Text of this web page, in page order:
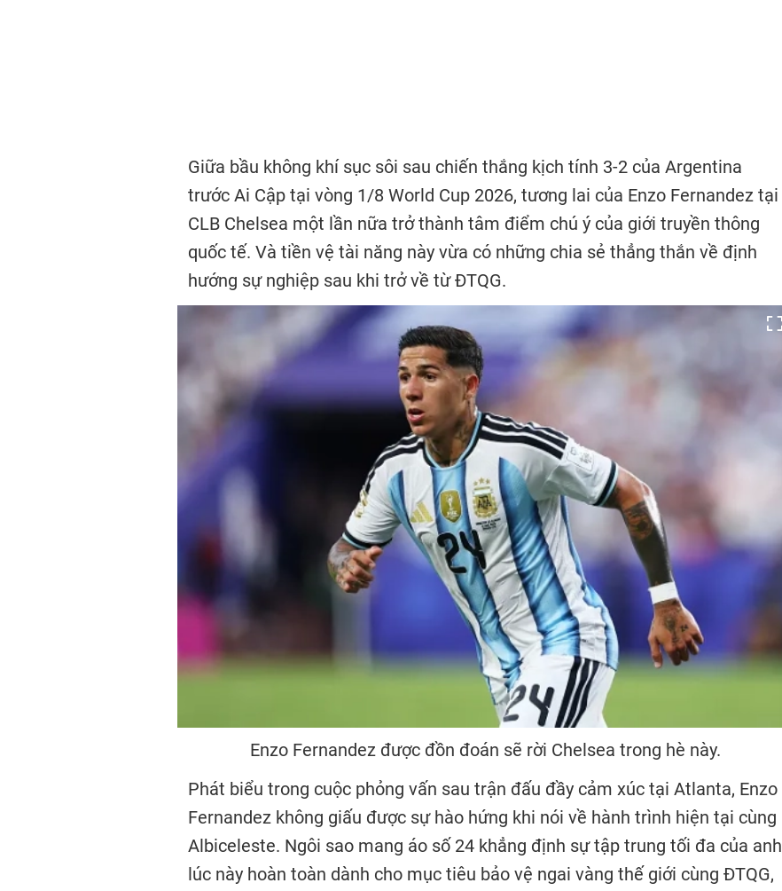
Giữa bầu không khí sục sôi sau chiến thắng kịch tính 3-2 của Argentina
trước Ai Cập tại vòng 1/8 World Cup 2026, tương lai của Enzo Fernandez tại
CLB Chelsea một lần nữa trở thành tâm điểm chú ý của giới truyền thông
quốc tế. Và tiền vệ tài năng này vừa có những chia sẻ thẳng thắn về định
hướng sự nghiệp sau khi trở về từ ĐTQG.
Enzo Fernandez được đồn đoán sẽ rời Chelsea trong hè này.
Phát biểu trong cuộc phỏng vấn sau trận đấu đầy cảm xúc tại Atlanta, Enzo
Fernandez không giấu được sự hào hứng khi nói về hành trình hiện tại cùng
Albiceleste. Ngôi sao mang áo số 24 khẳng định sự tập trung tối đa của anh
lúc này hoàn toàn dành cho mục tiêu bảo vệ ngai vàng thế giới cùng ĐTQG,